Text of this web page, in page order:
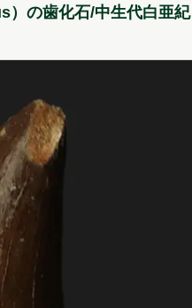
の歯化石/中生代白亜